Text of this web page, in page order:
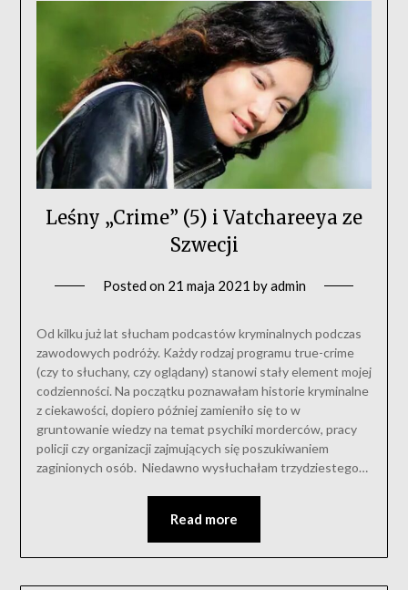
Leśny „Crime” (5) i Vatchareeya ze
Szwecji
Posted on 21 maja 2021 byadmin
Od kilku już lat słucham podcastów kryminalnych podczas
zawodowych podróży. Każdy rodzaj programu true-crime
(czy to słuchany, czy oglądany) stanowi stały element mojej
codzienności. Na początku poznawałam historie kryminalne
z ciekawości, dopiero później zamieniło się to w
gruntowanie wiedzy na temat psychiki morderców, pracy
policji czy organizacji zajmujących się poszukiwaniem
zaginionych osób. Niedawno wysłuchałam trzydziestego…
Read more